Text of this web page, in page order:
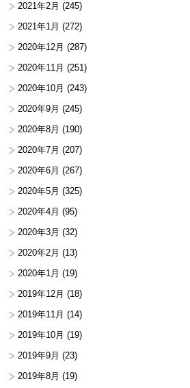
2021年2月 (245)
2021年1月 (272)
2020年12月 (287)
2020年11月 (251)
2020年10月 (243)
2020年9月 (245)
2020年8月 (190)
2020年7月 (207)
2020年6月 (267)
2020年5月 (325)
2020年4月 (95)
2020年3月 (32)
2020年2月 (13)
2020年1月 (19)
2019年12月 (18)
2019年11月 (14)
2019年10月 (19)
2019年9月 (23)
2019年8月 (19)